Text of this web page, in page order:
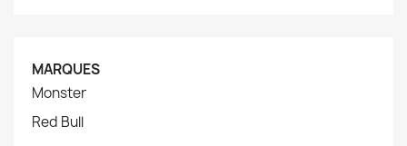
MARQUES
Monster
Red Bull